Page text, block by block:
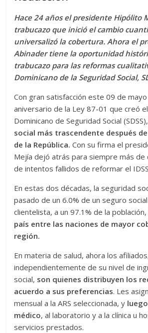
p
p
o
k
g
er
p
ar
ti
r
Hace 24 años el presidente Hipólito
trabucazo que inició el cambio
universalizó la cobertura. Ahora el
Abinader tiene la oportunidad
trabucazo para las reformas
Dominicano de la Seguridad Social,
Con gran satisfacción este 09 de
aniversario de la Ley 87-01 que creó
Dominicano de Seguridad Social (SDSS),
social más trascendente después
de la República. Con su firma el
Mejía dejó atrás para siempre más de
de intentos fallidos de reformar el
En estas dos décadas, la seguridad
pasado de un 6.0% de un seguro
clientelista, a un 97.1% de la población,
país entre las naciones de mayor
región.
En materia de salud, ahora los
independientemente de su nivel de
social, son quienes distribuyen los
acuerdo a sus preferencias. Les
mensual a la ARS seleccionada, y
médico, al laboratorio y a la clínica u
servicios prestados.